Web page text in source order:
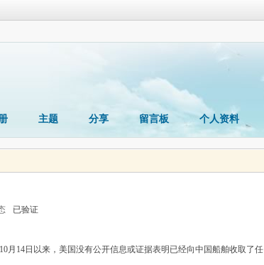
主题 分享 留言板 个人资料
已验证
月14日以来，美国没有公开信息或证据表明已经向中国船舶收取了任